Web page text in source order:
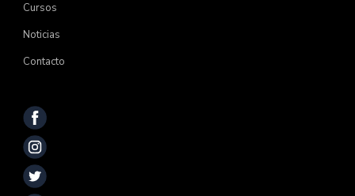
Cursos
Noticias
Contacto